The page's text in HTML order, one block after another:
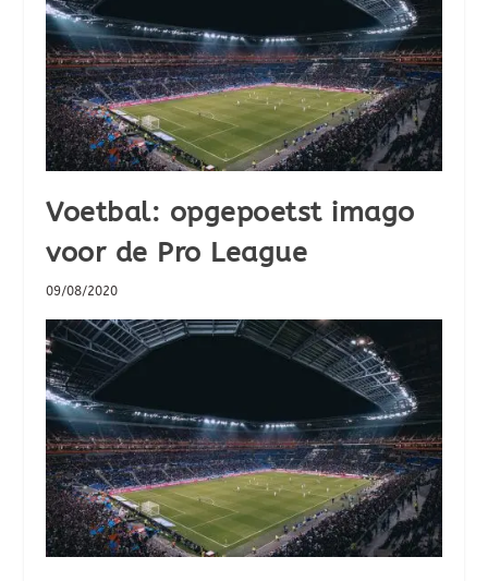
Voetbal: opgepoetst imago
voor de Pro League
09/08/2020